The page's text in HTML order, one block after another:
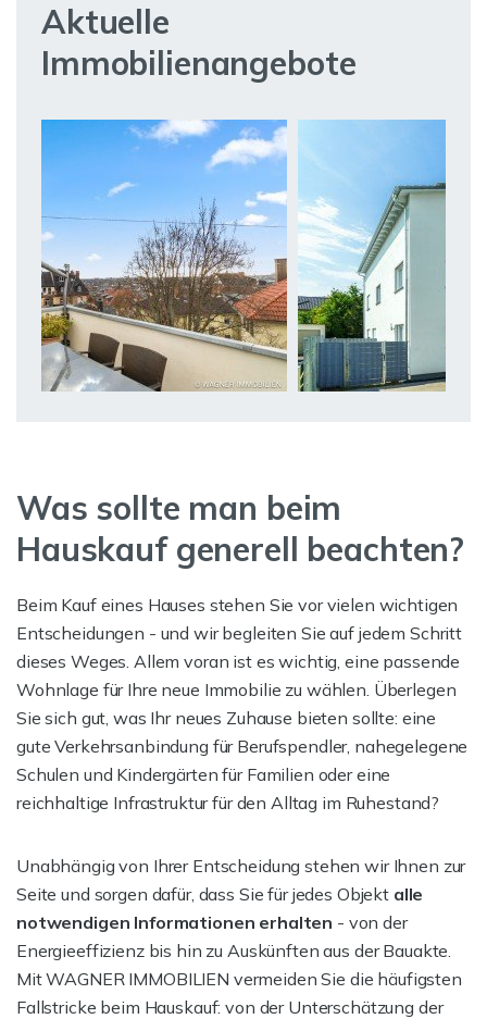
Aktuelle
Immobilienangebote
Was sollte man beim
Hauskauf generell beachten?
Beim Kauf eines Hauses stehen Sie vor vielen wichtigen
Entscheidungen - und wir begleiten Sie auf jedem Schritt
dieses Weges. Allem voran ist es wichtig, eine passende
Wohnlage für Ihre neue Immobilie zu wählen. Überlegen
Sie sich gut, was Ihr neues Zuhause bieten sollte: eine
gute Verkehrsanbindung für Berufspendler, nahegelegene
Schulen und Kindergärten für Familien oder eine
reichhaltige Infrastruktur für den Alltag im Ruhestand?
Unabhängig von Ihrer Entscheidung stehen wir Ihnen zur
Seite und sorgen dafür, dass Sie für jedes Objekt alle
notwendigen Informationen erhalten - von der
Energieeffizienz bis hin zu Auskünften aus der Bauakte.
Mit WAGNER IMMOBILIEN vermeiden Sie die häufigsten
Fallstricke beim Hauskauf: von der Unterschätzung der